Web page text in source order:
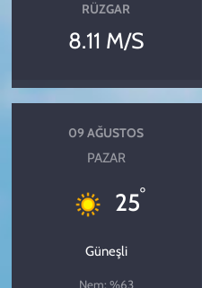
RÜZGAR
8.11 M/S
09 AĞUSTOS
PAZAR
25°
Güneşli
Nem: %63